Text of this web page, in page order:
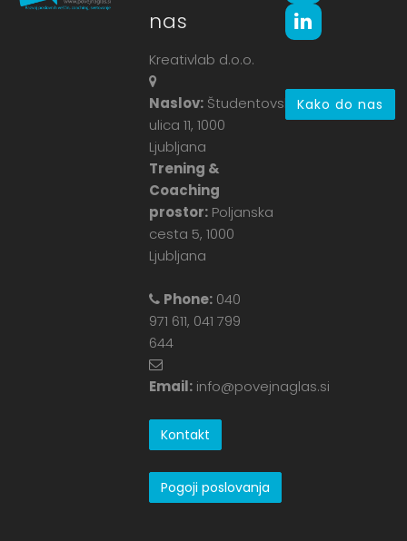
nas
Kreativlab d.o.o.
Naslov: Študentovska
ulica 11, 1000
Ljubljana
Trening &
Coaching
prostor: Poljanska
cesta 5, 1000
Ljubljana
Phone: 040
971 611, 041 799
644
Email: info@povejnaglas.si
Kontakt
Pogoji poslovanja
Kako do nas